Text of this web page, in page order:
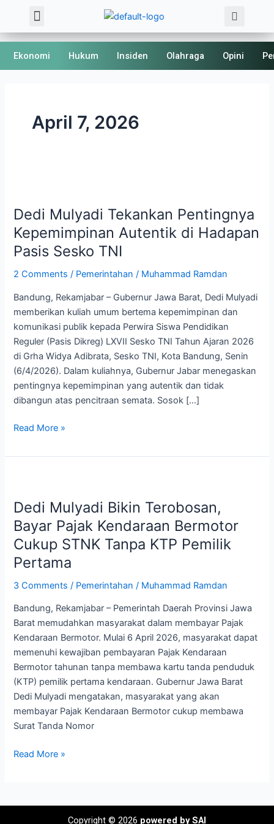
content
Menu
Ekonomi Hukum Insiden Olahraga Opini
April 7, 2026
Dedi Mulyadi Tekankan Pentingnya
Kepemimpinan Autentik di Hadapan
Pasis Sesko TNI
2 Comments / Pemerintahan / Muhammad Ramdan
Bandung, Rekamjabar – Gubernur Jawa Barat, Dedi Mulyadi
memberikan kuliah umum bertema kepemimpinan dan
komunikasi publik kepada Perwira Siswa Pendidikan
Reguler (Pasis Dikreg) LXVII Sesko TNI Tahun Ajaran 2026
di Grha Widya Adibrata, Sesko TNI, Kota Bandung, Senin
(6/4/2026). Dalam kuliahnya, Gubernur Jabar menegaskan
pentingnya kepemimpinan yang autentik dan tidak
dibangun atas pencitraan semata. Sosok […]
Tekankan
Pentingnya
Kepemimpinan
Autentik
di
Pasis
Sesko
TNI
Read More »
Dedi Mulyadi Bikin Terobosan,
Bayar Pajak Kendaraan Bermotor
Cukup STNK Tanpa KTP Pemilik
Pertama
3 Comments / Pemerintahan / Muhammad Ramdan
Bandung, Rekamjabar – Pemerintah Daerah Provinsi Jawa
Barat memudahkan masyarakat dalam membayar Pajak
Kendaraan Bermotor. Mulai 6 April 2026, masyarakat dapat
memenuhi kewajiban pembayaran Pajak Kendaraan
Bermotor tahunan tanpa membawa kartu tanda penduduk
(KTP) pemilik pertama kendaraan. Gubernur Jawa Barat
Dedi Mulyadi mengatakan, masyarakat yang akan
membayar Pajak Kendaraan Bermotor cukup membawa
Surat Tanda Nomor
Bikin
Terobosan,
Bayar
Pajak
Kendaraan
Bermotor
STNK
Tanpa
KTP
Pemilik
Pertama
Read More »
Copyright © 2026 powered by SAI